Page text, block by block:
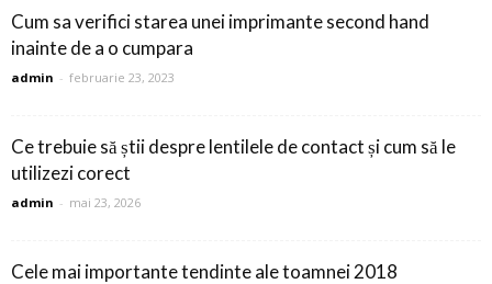
Cum sa verifici starea unei imprimante second hand
inainte de a o cumpara
admin - februarie 23, 2023
Ce trebuie să știi despre lentilele de contact și cum să le
utilizezi corect
admin - mai 23, 2026
Cele mai importante tendinte ale toamnei 2018